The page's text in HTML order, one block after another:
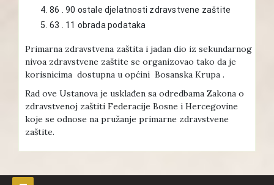
86 . 90 ostale djelatnosti zdravstvene zaštite
63 . 11 obrada podataka
Primarna zdravstvena zaštita i jadan dio iz sekundarnog
nivoa zdravstvene zaštite se organizovao tako da je
korisnicima dostupna u općini Bosanska Krupa .
Rad ove Ustanova je usklađen sa odredbama Zakona o
zdravstvenoj zaštiti Federacije Bosne i Hercegovine
koje se odnose na pružanje primarne zdravstvene
zaštite.